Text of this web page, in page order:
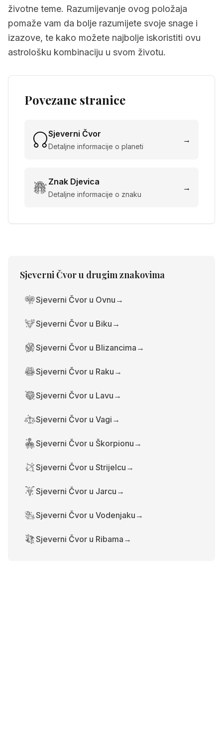
životne teme. Razumijevanje ovog položaja
pomaže vam da bolje razumijete svoje snage i
izazove, te kako možete najbolje iskoristiti ovu
astrološku kombinaciju u svom životu.
Povezane stranice
Sjeverni Čvor
Detaljne informacije o planeti
→
Znak Djevica
Detaljne informacije o znaku
→
Sjeverni Čvoru drugim znakovima
Sjeverni Čvor u Ovnu →
Sjeverni Čvor u Biku →
Sjeverni Čvor u Blizancima →
Sjeverni Čvor u Raku →
Sjeverni Čvor u Lavu →
Sjeverni Čvor u Vagi →
Sjeverni Čvor u Škorpionu →
Sjeverni Čvor u Strijelcu →
Sjeverni Čvor u Jarcu →
Sjeverni Čvor u Vodenjaku →
Sjeverni Čvor u Ribama →